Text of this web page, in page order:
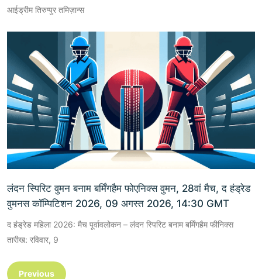
आईड्रीम तिरुप्पुर तमिज़ान्स
लंदन स्पिरिट वुमन बनाम बर्मिंगहैम फोएनिक्स वुमन, 28वां मैच, द हंड्रेड
वुमनस कॉम्पिटिशन 2026, 09 अगस्त 2026, 14:30 GMT
द हंड्रेड महिला 2026: मैच पूर्वावलोकन – लंदन स्पिरिट बनाम बर्मिंगहैम फीनिक्स
तारीख: रविवार, 9
Previous